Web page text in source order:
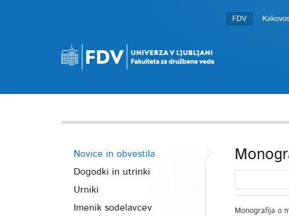
FDV
Novice in obvestila
Dogodki in utrinki
Urniki
Imenik sodelavcev
Monografija o